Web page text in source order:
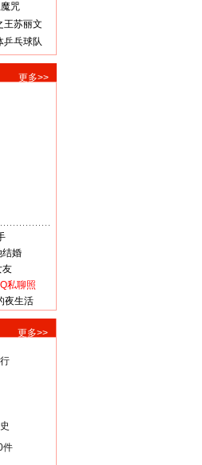
咒
王苏丽文
乒乓球队
更多>>
结婚
友
私聊照
夜生活
更多>>
件